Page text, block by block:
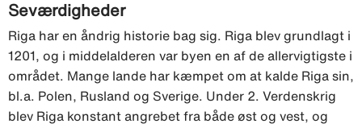
Seværdigheder
Riga har en åndrig historie bag sig. Riga blev grundlagt i
1201, og i middelalderen var byen en af de allervigtigste i
området. Mange lande har kæmpet om at kalde Riga sin,
bl.a. Polen, Rusland og Sverige. Under 2. Verdenskrig
blev Riga konstant angrebet fra både øst og vest, og